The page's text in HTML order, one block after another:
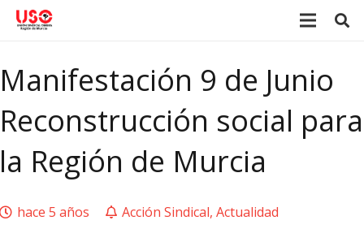
Manifestación 9 de Junio
Reconstrucción social para
la Región de Murcia
hace 5 años Acción Sindical, Actualidad